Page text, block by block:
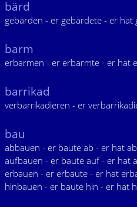
bärd
gebärden - er gebärdete - er hat
barm
erbarmen - er erbarmte - er hat
barrikad
verbarrikadieren - er
bau
abbauen - er baute ab - er hat
aufbauen - er baute auf - er hat
erbauen - er erbaute - er hat
hinbauen - er baute hin - er hat